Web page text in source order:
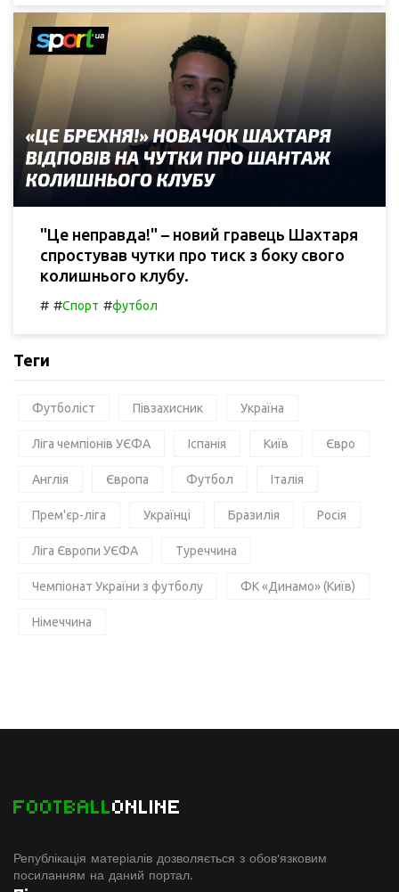
"Це неправда!" – новий гравець Шахтаря
спростував чутки про тиск з боку свого
колишнього клубу.
# #Спорт #футбол
Теги
Футболіст Півзахисник Україна
Ліга чемпіонів УЄФА Іспанія Київ Євро
Англія Європа Футбол Італія
Прем'єр-ліга Українці Бразилія Росія
Ліга Європи УЄФА Туреччина
Чемпіонат України з футболу ФК «Динамо» (Київ)
Німеччина
FOOTBALLONLINE
Републікація матеріалів дозволяється з обов'язковим
посиланням на даний портал.